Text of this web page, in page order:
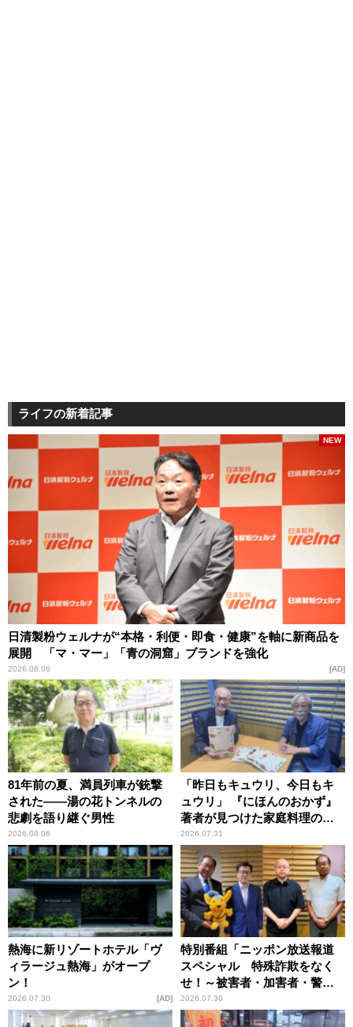
ライフの新着記事
日清製粉ウェルナが“本格・利便・即食・健康”を軸に新商品を
展開 「マ・マー」「青の洞窟」ブランドを強化
2026.08.06
NEW
AD
81年前の夏、満員列車が銃撃
された――湯の花トンネルの
悲劇を語り継ぐ男性
2026.08.06
「昨日もキュウリ、今日もキ
ュウリ」 『にほんのおかず』
著者が見つけた家庭料理の知
恵
2026.07.31
熱海に新リゾートホテル「ヴ
ィラージュ熱海」がオープ
ン！
2026.07.30 AD
特別番組「ニッポン放送報道
スペシャル 特殊詐欺をなく
せ！～被害者・加害者・警視
庁が語るトクリュウの実態
～」放送
2026.07.30